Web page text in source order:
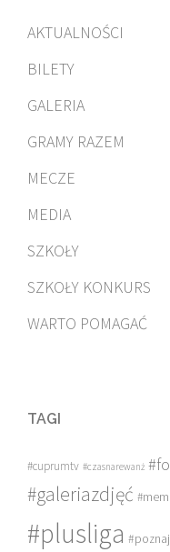
AKTUALNOŚCI
BILETY
GALERIA
GRAMY RAZEM
MECZE
MEDIA
SZKOŁY
SZKOŁY KONKURS
WARTO POMAGAĆ
TAGI
#cuprumtv #czasnarewanż
#galeriazdjęć
#plusliga